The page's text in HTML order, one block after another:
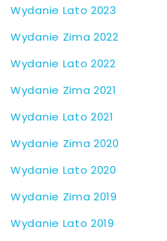
Wy­da­nie La­to 2023
Wy­da­nie Zi­ma 2022
Wy­da­nie La­to 2022
Wy­da­nie Zi­ma 2021
Wy­da­nie La­to 2021
Wy­da­nie Zi­ma 2020
Wy­da­nie La­to 2020
Wy­da­nie Zi­ma 2019
Wy­da­nie La­to 2019